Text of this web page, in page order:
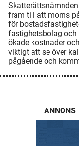
fram till att moms
för
fastighetsbolag och
ökade kostnader
viktigt att se över
pågående och
ANNONS